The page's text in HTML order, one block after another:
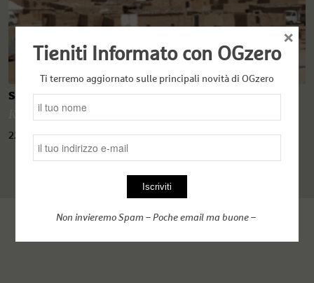
Saharawi. E da dove arriva questo conflitto?
Karim Metref
22 Novembre 2020
Tieniti Informato con OGzero
Ti terremo aggiornato sulle principali novità di OGzero
Non invieremo Spam – Poche email ma buone –
×